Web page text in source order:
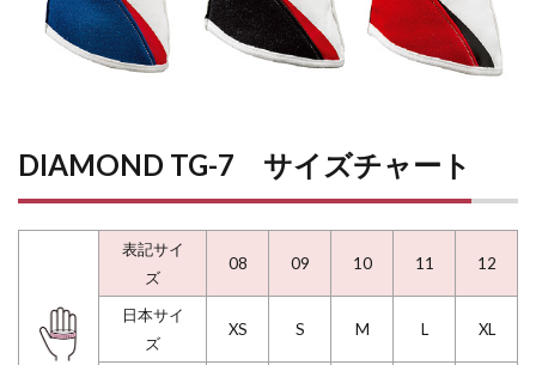
DIAMOND TG-7 サイズチャート
表記サイ
ズ
08 09 10 11 12
日本サイ
ズ
XS S M L XL